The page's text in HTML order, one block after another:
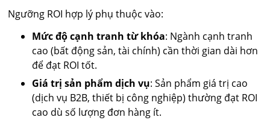
Ngưỡng ROI hợp lý phụ thuộc vào:
Mức độ cạnh tranh từ khóa: Ngành cạnh tranh
cao (bất động sản, tài chính) cần thời gian dài hơn
để đạt ROI tốt.
Giá trị sản phẩm dịch vụ: Sản phẩm giá trị cao
(dịch vụ B2B, thiết bị công nghiệp) thường đạt ROI
cao dù số lượng đơn hàng ít.